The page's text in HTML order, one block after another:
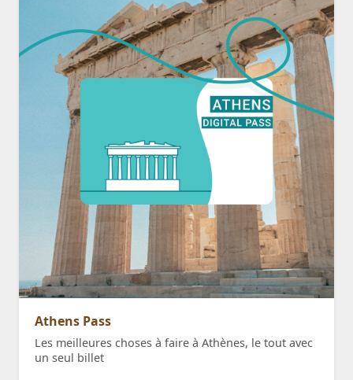
Athens Pass
Les meilleures choses à faire à Athènes, le tout avec
un seul billet